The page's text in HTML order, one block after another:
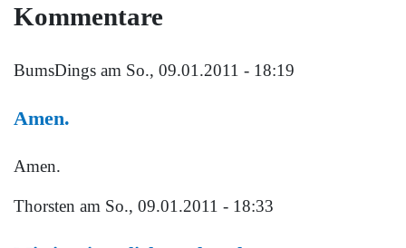
Kommentare
BumsDings am So., 09.01.2011 - 18:19
Amen.
Amen.
Thorsten am So., 09.01.2011 - 18:33